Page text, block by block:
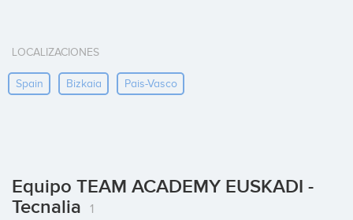
LOCALIZACIONES
Spain Bizkaia Pais-Vasco
Equipo TEAM ACADEMY EUSKADI -
Tecnalia
1